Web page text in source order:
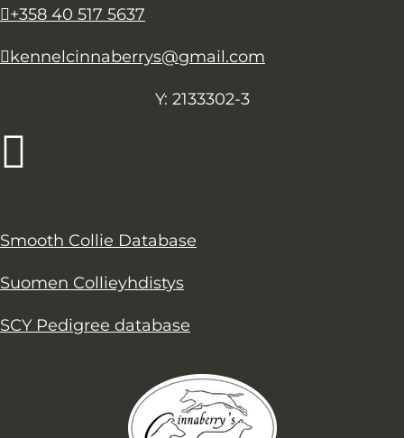
+358 40 517 5637
kennelcinnaberrys@gmail.com
Y: 2133302-3
Smooth Collie Database
Suomen Collieyhdistys
SCY Pedigree database